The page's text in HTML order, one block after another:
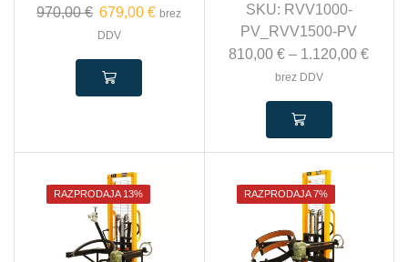
970,00€ 679,00€ brez
DDV
SKU: RVV1000-
PV_RVV1500-PV
810,00€ – 1.120,00€
brez DDV
RAZPRODAJA 13% RAZPRODAJA 7%